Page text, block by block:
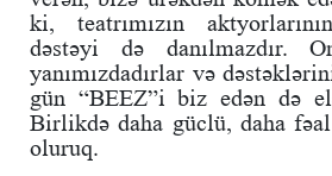
ki, teatrımızın
dəstəyi də danılmazdır.
yanımızdadırlar və
gün “BEEZ”i biz edən də
Birlikdə daha güclü, daha fəal
oluruq.